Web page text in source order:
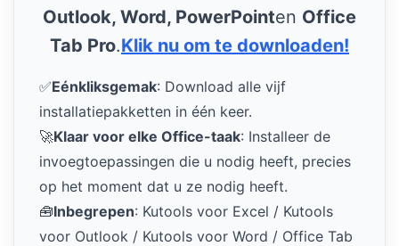
Outlook, Word, PowerPointen Office
Tab Pro.Klik nu om te downloaden!
✅Eénkliksgemak: Download alle vijf
installatiepakketten in één keer.
🚀Klaar voor elke Office-taak: Installeer de
invoegtoepassingen die u nodig heeft, precies
op het moment dat u ze nodig heeft.
🧰Inbegrepen: Kutools voor Excel / Kutools
voor Outlook / Kutools voor Word / Office Tab